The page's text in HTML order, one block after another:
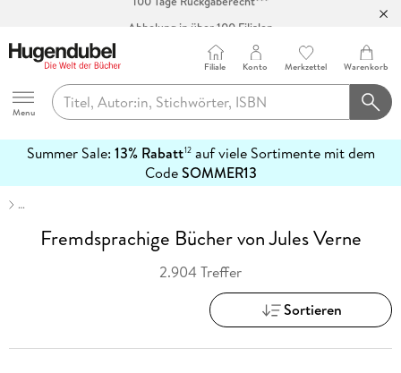
Abholung in über 100 Filialen
Hugendubel
Menu
Filiale Konto Merkzettel Warenkorb
Summer Sale: 13% Rabatt12auf viele Sortimente mit dem
CodeSOMMER13
erfahren
…
Fremdsprachige Bücher von Jules Verne
2.904 Treffer
Sortieren